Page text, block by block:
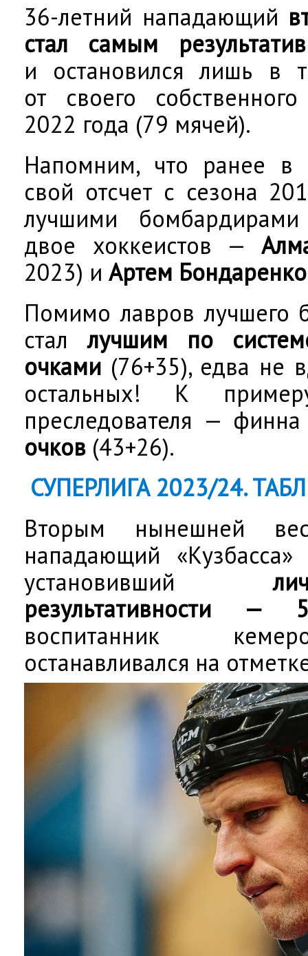
36-летний нападающий
стал самым
и остановился лишь в
от своего
2022 года (79 мячей).
Напомним, что ранее в
свой отсчет с сезона
лучшими
двое хоккеистов —
2023) и Артем Бондаренко
Помимо лавров лучшего
сталлучшим по
очками (76+35), едва не
остальных! К
преследователя — финна
очков (43+26).
СУПЕРЛИГА 2023/24.
Вторым нынешней
нападающий
установивший
результативности —
воспитанник
останавливался на